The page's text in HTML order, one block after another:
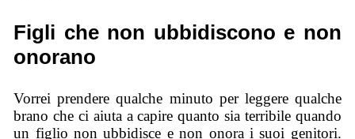
Figli che non ubbidiscono e non
onorano
Vorrei prendere qualche minuto per leggere qualche
brano che ci aiuta a capire quanto sia terribile quando
un figlio non ubbidisce e non onora i suoi genitori.